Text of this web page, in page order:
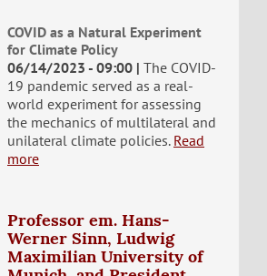
COVID as a Natural Experiment
for Climate Policy
06/14/2023 - 09:00 The COVID-
19 pandemic served as a real-
world experiment for assessing
the mechanics of multilateral and
unilateral climate policies. Read
more
Professor em. Hans-
Werner Sinn, Ludwig
Maximilian University of